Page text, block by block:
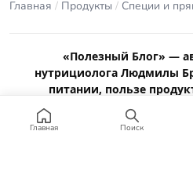
Главная / Продукты / Специи и
«Полезный Блог» —
нутрициолога Людмилы
питании, пользе
Материалы сайта носят
Главная Поиск